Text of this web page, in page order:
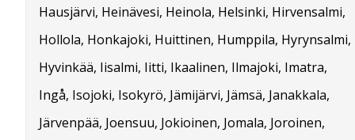
Hausjärvi, Heinävesi, Heinola, Helsinki, Hirvensalmi,
Hollola, Honkajoki, Huittinen, Humppila, Hyrynsalmi,
Hyvinkää, Iisalmi, Iitti, Ikaalinen, Ilmajoki, Imatra,
Ingå, Isojoki, Isokyrö, Jämijärvi, Jämsä, Janakkala,
Järvenpää, Joensuu, Jokioinen, Jomala, Joroinen,